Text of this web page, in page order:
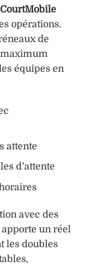
opérations.
de
équipes en
attente
d’attente
avec des
un réel
les doubles